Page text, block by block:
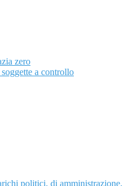
zero
a controllo
politici, di amministrazione,